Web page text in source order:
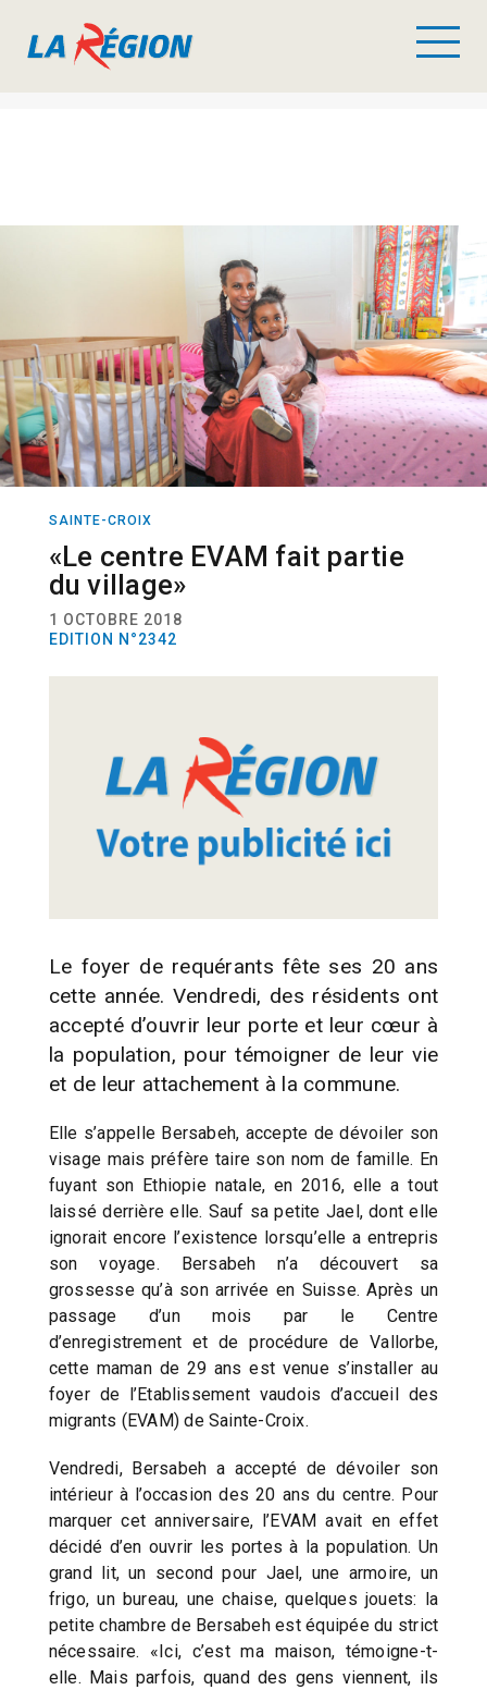
SAINTE-CROIX
«Le centre EVAM fait partie
du village»
1 OCTOBRE 2018
EDITION N°2342
Le foyer de requérants fête ses 20 ans
cette année. Vendredi, des résidents ont
accepté d’ouvrir leur porte et leur cœur à
la population, pour témoigner de leur vie
et de leur attachement à la commune.
Elle s’appelle Bersabeh, accepte de dévoiler son
visage mais préfère taire son nom de famille. En
fuyant son Ethiopie natale, en 2016, elle a tout
laissé derrière elle. Sauf sa petite Jael, dont elle
ignorait encore l’existence lorsqu’elle a entrepris
son voyage. Bersabeh n’a découvert sa
grossesse qu’à son arrivée en Suisse. Après un
passage d’un mois par le Centre
d’enregistrement et de procédure de Vallorbe,
cette maman de 29 ans est venue s’installer au
foyer de l’Etablissement vaudois d’accueil des
migrants (EVAM) de Sainte-Croix.
Vendredi, Bersabeh a accepté de dévoiler son
intérieur à l’occasion des 20 ans du centre. Pour
marquer cet anniversaire, l’EVAM avait en effet
décidé d’en ouvrir les portes à la population. Un
grand lit, un second pour Jael, une armoire, un
frigo, un bureau, une chaise, quelques jouets: la
petite chambre de Bersabeh est équipée du strict
nécessaire. «Ici, c’est ma maison, témoigne-t-
elle. Mais parfois, quand des gens viennent, ils